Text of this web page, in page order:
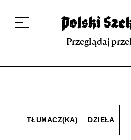
projekcie
Kontakt Indeks
Repozytorium XIX w.
Przeglądaj
TŁUMACZ(KA) DZIEŁA